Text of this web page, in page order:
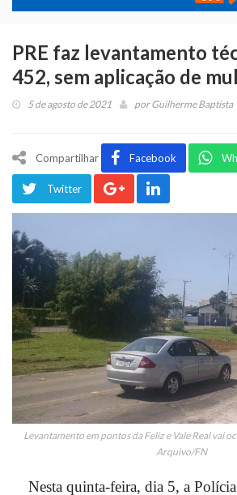
PRE faz levantamento
452, sem aplicação de
5 de agosto de 2021 porGuilherme Baptista
Compartilhar Facebook
Twitter
Levantamento em pontos da Feliz e Vale Real vai
Arquivo/FN
Nesta quinta-feira, dia 5, a